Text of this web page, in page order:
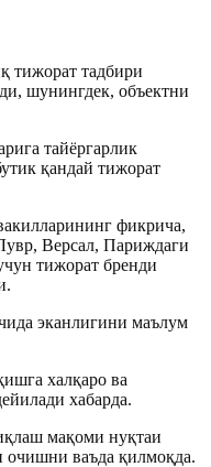
тижорат тадбири
шунингдек, объектни
тайёргарлик
қандай тижорат
фикрича,
Версал, Париждаги
тижорат бренди
эканлигини маълум
халқаро ва
хабарда.
мақоми нуқтаи
очишни ваъда қилмоқда.